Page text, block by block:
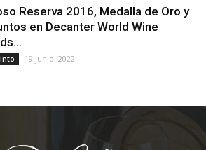
Reserva 2016, Medalla de Oro y
en Decanter World Wine
19 junio, 2022